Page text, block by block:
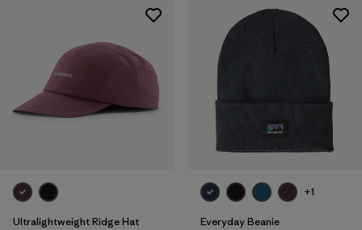
Ultralightweight Ridge Hat
+1
Everyday Beanie